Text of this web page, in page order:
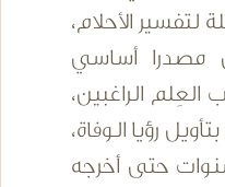
الأحلام،
مصدرا أساسي
الراغبين،
رؤيا الوفاة،
حتى أخرجه